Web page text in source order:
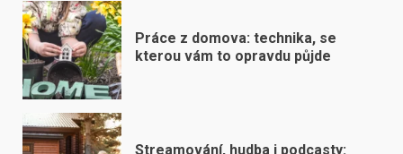
Práce z domova: technika, se
kterou vám to opravdu půjde
Streamování, hudba i podcasty: